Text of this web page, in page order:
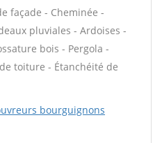
façade - Cheminée -
pluviales - Ardoises -
bois - Pergola -
toiture - Étanchéité de
bourguignons